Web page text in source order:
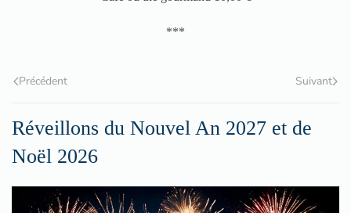
***
Précédent Suivant
Réveillons du Nouvel An 2027 et de
Noël 2026